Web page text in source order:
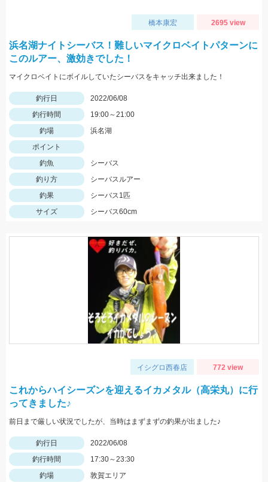
橋本康宏 2695 view
浜名湖ナイトシーバス！難しいマイクロベイトパターンに
このルアー、激効きでした！
マイクロベイトにボイルしていたシーバスをキャッチ出来ました！
釣行日
2022/06/08
釣行時間
19:00～21:00
釣場
浜名湖
ポイント
釣魚
シーバス
釣り方
シーバスルアー
釣果
シーバス1匹
サイズ
シーバス60cm
イシグロ西春店 772 view
これからハイシーズンを迎えるイカメタル（高栄丸）に行
ってきました♪
前日まで厳しい状況でしたが、当時はまずまずの釣果が出ました♪
釣行日
2022/06/08
釣行時間
17:30～23:30
釣場
敦賀エリア